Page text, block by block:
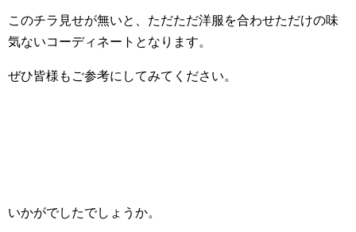
このチラ見せが無いと、ただただ洋服を合わせただけの味
気ないコーディネートとなります。
ぜひ皆様もご参考にしてみてください。
いかがでしたでしょうか。